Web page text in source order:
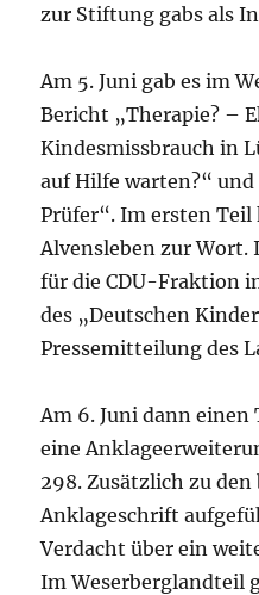
zur Stiftung gabs als
Am 5. Juni gab es im
Bericht „Therapie? –
Kindesmissbrauch in
auf Hilfe warten?“
Prüfer“. Im ersten Teil
Alvensleben zur
für die CDU-Fraktion
des „Deutschen
Pressemitteilung des
Am 6. Juni dann
eine
298. Zusätzlich zu
Anklageschrift
Verdacht über ein
Im Weserberglandteil